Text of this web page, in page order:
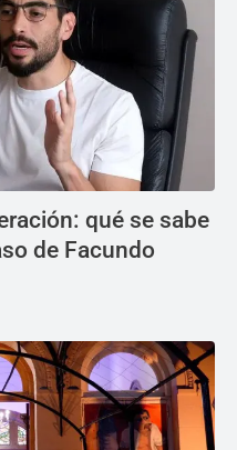
qué se sabe
de Facundo